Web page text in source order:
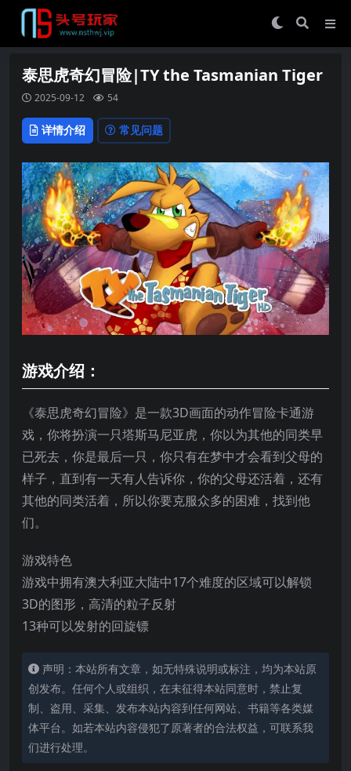
泰思虎奇幻冒险|TY the Tasmanian Tiger
2025-09-12 54
详情介绍 常见问题
游戏介绍：
《泰思虎奇幻冒险》是一款3D画面的动作冒险卡通游
戏，你将扮演一只塔斯马尼亚虎，你以为其他的同类早
已死去，你是最后一只，你只有在梦中才会看到父母的
样子，直到有一天有人告诉你，你的父母还活着，还有
其他的同类活着，所以你要克服众多的困难，找到他
们。
游戏特色
游戏中拥有澳大利亚大陆中17个难度的区域可以解锁
3D的图形，高清的粒子反射
13种可以发射的回旋镖
声明：本站所有文章，如无特殊说明或标注，均为本站原
创发布。任何个人或组织，在未征得本站同意时，禁止复
制、盗用、采集、发布本站内容到任何网站、书籍等各类媒
体平台。如若本站内容侵犯了原著者的合法权益，可联系我
们进行处理。